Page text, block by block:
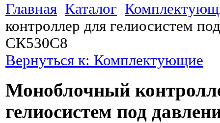
Главная Каталог
контроллер для гелиосистем
СК530C8
Вернуться к: Комплектующие
Моноблочный
гелиосистем под